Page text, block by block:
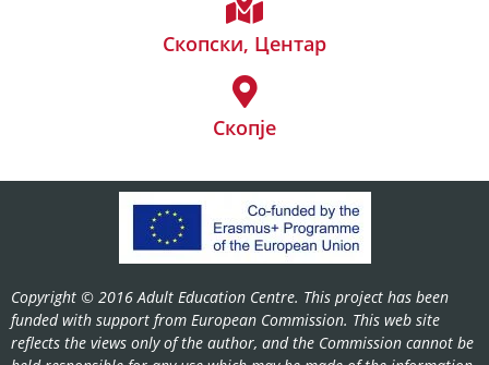
Скопски, Центар
Скопје
Copyright © 2016 Adult Education Centre. This project has been
funded with support from European Commission. This web site
reflects the views only of the author, and the Commission cannot be